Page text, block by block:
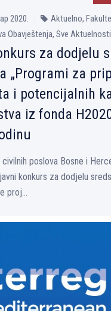
2020.
Aktuelno,
Obavještenja, Sve
za dodjelu
„Programi za
i potencijalnih
iz fonda
poslova Bosne i
konkurs za dodjelu
proj...